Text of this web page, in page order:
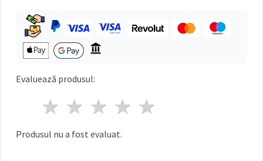
un tip de
cookie -uri
făcând clic
pe butonul
Setări
Evaluează produsul:
4 stele
3 stele
2 stele
1 stea
Produsul nu a fost evaluat.